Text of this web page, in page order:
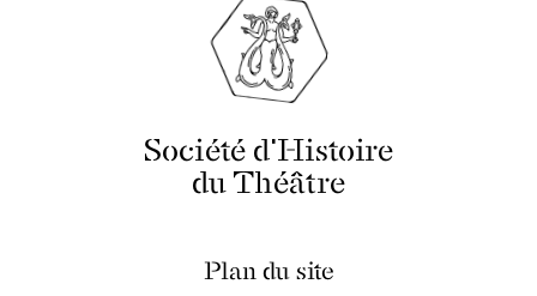
Société d'Histoire
du Théâtre
Plan du site